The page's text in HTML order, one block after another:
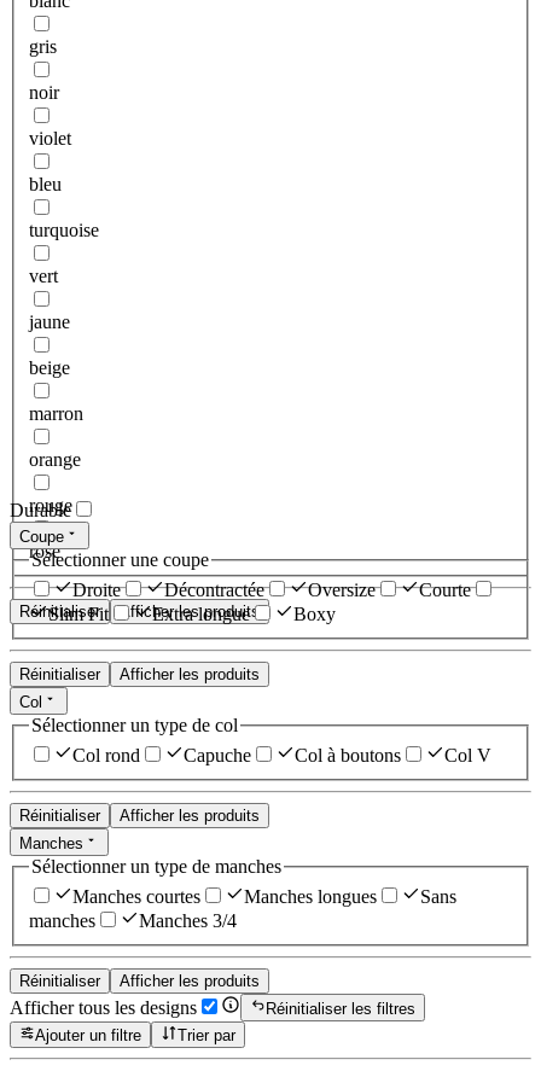
gris
noir
violet
bleu
turquoise
vert
jaune
beige
marron
orange
rouge
rose
Réinitialiser Afficher les produits
Durable
Coupe
Sélectionner une coupe
Droite
Décontractée Oversize
Courte
Slim Fit
Extra longue Boxy
Réinitialiser
Afficher les produits
Col
Sélectionner un type de col
Col rond
Capuche Col à boutons Col V
Réinitialiser
Afficher les produits
Manches
Sélectionner un type de manches
Manches courtes
Manches longues
Sans
manches
Manches 3/4
Réinitialiser Afficher les produits
Afficher tous les designs
Réinitialiser les filtres
Ajouter un filtre
Trier par